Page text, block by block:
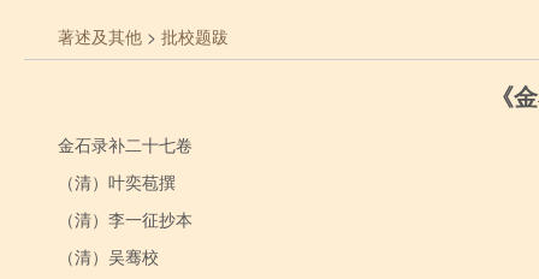
著述及其他 > 批校题跋
《
金石录补二十七卷
（清）叶奕苞撰
（清）李一征抄本
（清）吴骞校